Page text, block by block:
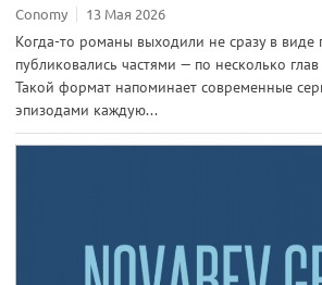
Conomy 13 Мая 2026
Когда-то романы выходили не сразу в виде
публиковались частями — по несколько
Такой формат напоминает современные
эпизодами каждую...